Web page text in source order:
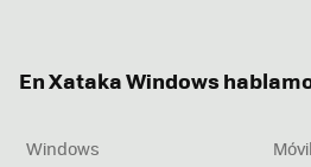
En Xataka Windows
Windows